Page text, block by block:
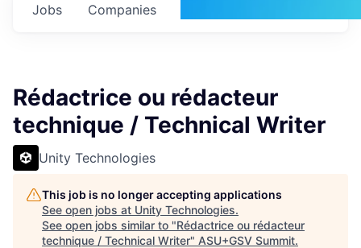
Jobs Companies
Rédactrice ou rédacteur
technique / Technical Writer
Unity Technologies
This job is no longer accepting applications
See open jobs at Unity Technologies.
See open jobs similar to "Rédactrice ou rédacteur
technique / Technical Writer" ASU+GSV Summit.